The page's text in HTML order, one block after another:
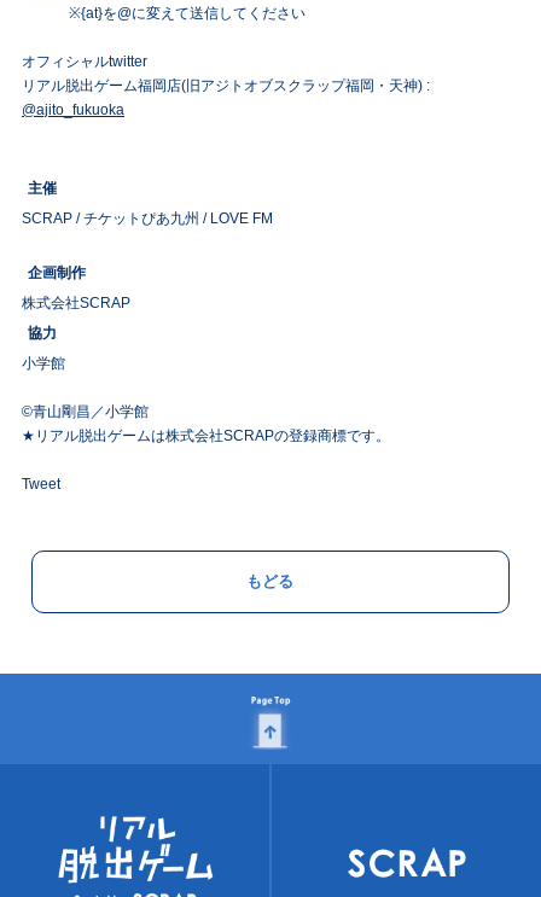
※{at}を@に変えて送信してください
オフィシャルtwitter
リアル脱出ゲーム福岡店(旧アジトオブスクラップ福岡・天神) :
@ajito_fukuoka
主催
SCRAP / チケットぴあ九州 / LOVE FM
企画制作
株式会社SCRAP
協力
小学館
©青山剛昌／小学館
★リアル脱出ゲームは株式会社SCRAPの登録商標です。
Tweet
もどる